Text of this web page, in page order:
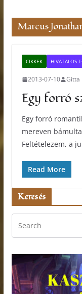
Marcus
CIKKEK HIVATALOS
2013-07-10 Gitta
Egy forró
Egy forró
mereven
Feltételezem, a
Read More
Keresés